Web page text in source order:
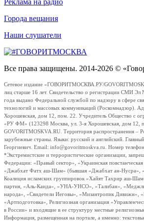
Города вещания
Наши слушатели
Все права защищены. 2014-2026 ©
Сетевое издание «ГОВОРИТМОСКВА.РУ/
лиц старше 16 лет. Свидетельство о регистрации СМИ
года выдано Федеральной службой по надзору в сфере
технологий и массовых коммуникаций (Роскомнадзор).
Хорошевская, дом 12, пом. 22. Учредитель Общество с
«РУ ФМ» (123298 Москва, ул. 3-я Хорошевская, дом 12,
GOVORITMOSKVA.RU. Территория распространения –
зарубежные страны. Языки: русский и английский.
Георгиевич. Email: info@govoritmoskva.ru. Номер
*Экстремистские и террористические организации,
Федерации: «Правый сектор», «Украинская
«Джабхат Фатх аш-Шам» (бывшая «Джабхат ан-Нусра»,
Коалиция исламских группировок «Хайят Тахрир аш-
партия, «Аль-Каида», «УНА-УНСО», «Талибан»,
народа», «Свидетели Иеговы», «Мизантропик Дивижн»,
«Артподготовка», Религиозная организация
в России» и входящие в ее структуру местные
Информация, размещенная на портале, а именно: